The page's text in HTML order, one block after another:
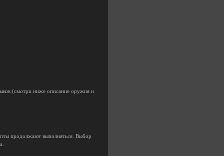
(смотри ниже описание оружия и
продолжают выполняться. Выбор